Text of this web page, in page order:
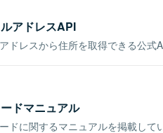
アドレスAPI
ドレスから住所を取得できる公式
ドマニュアル
ドに関するマニュアルを掲載して